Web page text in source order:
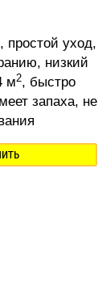
простой уход,
низкий
м2, быстро
запаха, не